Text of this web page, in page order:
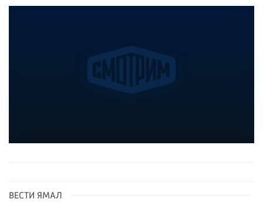
ВЕСТИ ЯМАЛ